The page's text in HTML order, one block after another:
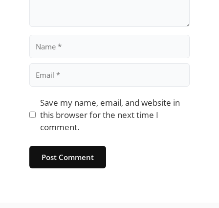
Save my name, email, and website in
this browser for the next time I
comment.
Website